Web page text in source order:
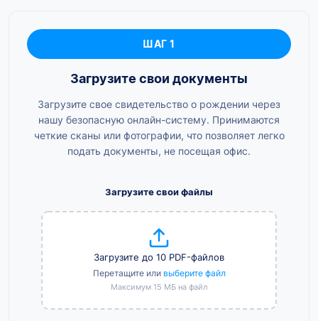
ШАГ 1
Загрузите свои документы
Загрузите свое свидетельство о рождении через
нашу безопасную онлайн-систему. Принимаются
четкие сканы или фотографии, что позволяет легко
подать документы, не посещая офис.
Загрузите свои файлы
Загрузите до 10 PDF-файлов
Перетащите или выберите файл
Максимум 15 МБ на файл